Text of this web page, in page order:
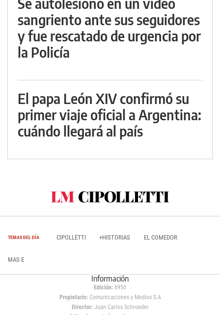
sangriento ante sus seguidores
y fue rescatado de urgencia por
la Policía
El papa León XIV confirmó su
primer viaje oficial a Argentina:
cuándo llegará al país
TEMAS DEL DÍA CIPOLLETTI +HISTORIAS EL COMEDOR
MAS E
Información
Edición: 6950
Propietario:Comunicaciones y Medios S.A
Director: Juan Carlos Schroeder